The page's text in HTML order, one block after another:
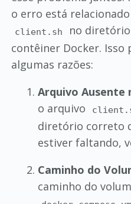
o erro está
client.sh no diretório
contêiner Docker.
algumas razões:
Arquivo Ausente
o arquivo
diretório correto
estiver faltando,
Caminho do
caminho do